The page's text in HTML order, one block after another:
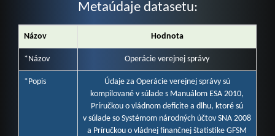
Metaúdaje datasetu:
Názov Hodnota
*Názov Operácie verejnej správy
*Popis
Údaje za Operácie verejnej správy sú
kompilované v súlade s Manuálom ESA 2010,
Príručkou o vládnom deficite a dlhu, ktoré sú
v súlade so Systémom národných účtov SNA 2008
a Príručkou o vládnej finančnej štatistike GFSM